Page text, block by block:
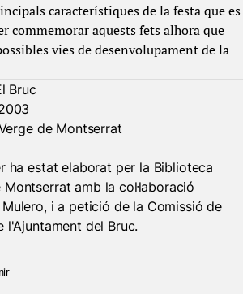
característiques de la festa que es
commemorar aquests fets alhora que
vies de desenvolupament de la
Bruc
de Montserrat
ha estat elaborat per la Biblioteca
Montserrat amb la col·laboració
i a petició de la Comissió de
l'Ajuntament del Bruc.